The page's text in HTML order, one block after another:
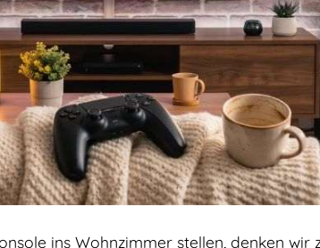
ins Wohnzimmer stellen, denken wir